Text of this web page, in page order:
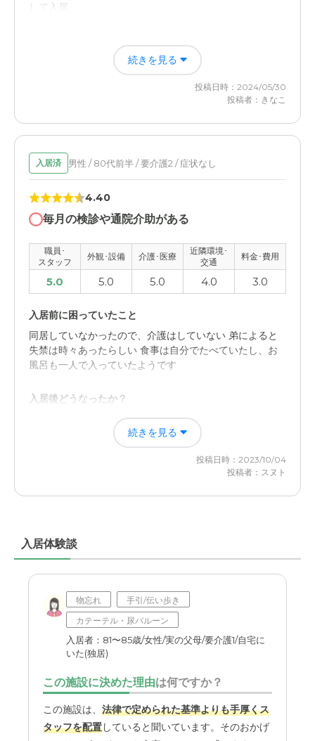
して入居。
ニチイホームに入居後しばらくの間は自立して生活出来て
いたが三年ほど経過してから自力歩行が困難になり、五年
後には一人で入浴ができなくなった。早期に入居して良か
ニチイホーム稲城の評価
施設の方はみなさん親切で礼儀正しく素晴らしい方ばかり
です。また元気なうちは送迎バスで近所に買い物などにも
職員・スタッフ・他入居者の雰囲気について
施設の職員、スタッフの方は皆さん親切で礼儀正しく、立
派な方が多い。他の入居者も明るい方が多い。皆さん満足
されている感じ。入居前にたの施設も見学したが、入居者
が全然違うと思った。それが入居を決めた第一の理由。
外観・内装・居室・設備について
居室はいつ訪問しても清潔に保たれ、風呂も自室で可能。
建物の外観もよく綺麗です。ただ駐車場が舗装されておら
ず雨の日はちょっと嫌だった。
介護医療サービスについて
母親本人がまだ普通に話せる時の話しの内容から、良くし
てくれているとの事だった。またパーキンソン病の為定期
料金費用について
もう少し安価な施設もあると思うが、やはりそれなりなの
では？他の施設に実際のところはわかりかねる。
続きを見る
投稿日時：2024/05/30
投稿者：きなこ
入居済 男性 / 80代前半 / 要介護2 / 症状なし
4.40
毎月の検診や通院介助がある
職員･
スタッフ
外観･設備 介護･医療
近隣環境･
交通
料金･費用
5.0 5.0 5.0 4.0 3.0
入居前に困っていたこと
同居していなかったので、介護はしていない 弟によると
失禁は時々あったらしい 食事は自分でたべていたし、お
風呂も一人で入っていたようです
入居後どうなったか？
全てお任せできる着替えや入浴も見てもらえるので助かる
し、自分の時間が増えたので 自分が家にいないときの心
配もないので安心できるのが何より
職員・スタッフ・他入居者の雰囲気について
入居者はわからないスタッフは温かみのある感じの人 館
かも良さそうと弟が言っていた
外観・内装・居室・設備について
４階建てでこじんまりしている 居室も広めで自分のタン
介護医療サービスについて
毎月の検診 歯科とか 健康診断も希望性で受診できるし、
続きを見る
投稿日時：2023/10/04
投稿者：スヌト
入居体験談
物忘れ
手引/伝い歩き
カテーテル・尿バルーン
入居者：81〜85歳/女性/実の父母/要介護1/自宅に
いた(独居)
この施設に決めた理由は何ですか？
この施設は、 法律で定められた基準よりも手厚くス
タッフを配置していると聞いています。そのおかげ